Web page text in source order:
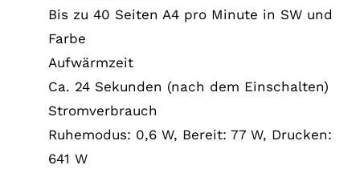
Bis zu 40 Seiten A4 pro Minute in SW und
Farbe
Aufwärmzeit
Ca. 24 Sekunden (nach dem Einschalten)
Stromverbrauch
Ruhemodus: 0,6 W, Bereit: 77 W, Drucken:
641 W